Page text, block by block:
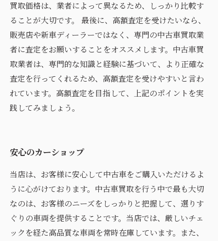
買取価格は、業者によって異なるため、しっかり比較す
ることが大切です。 最後に、高額査定を受けたいなら、
販売店や新車ディーラーではなく、専門の中古車買取業
者に査定をお願いすることをオススメします。中古車買
取業者は、専門的な知識と経験に基づいて、より正確な
査定を行ってくれるため、高額査定を受けやすいと言わ
れています。高額査定を目指して、上記のポイントを実
践してみましょう。
安心のカーショップ
当店は、お客様に安心して中古車をご購入いただけるよ
うに心がけております。中古車買取を行う中で最も大切
なのは、お客様のニーズをしっかりと把握して、選りす
ぐりの車両を提供することです。当店では、厳しいチェ
ックを経た高品質な車両を常時在庫しています。また、